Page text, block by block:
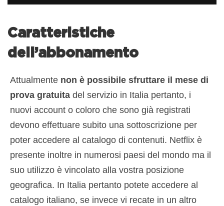
Caratteristiche
dell’abbonamento
Attualmente non è possibile sfruttare il mese di
prova gratuita del servizio in Italia pertanto, i
nuovi account o coloro che sono già registrati
devono effettuare subito una sottoscrizione per
poter accedere al catalogo di contenuti. Netflix è
presente inoltre in numerosi paesi del mondo ma il
suo utilizzo è vincolato alla vostra posizione
geografica. In Italia pertanto potete accedere al
catalogo italiano, se invece vi recate in un altro